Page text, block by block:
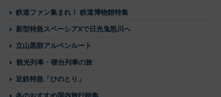
鉄道ファン集まれ！ 鉄道博物館特集
新型特急スペーシアXで日光鬼怒川へ
立山黒部アルペンルート
観光列車・寝台列車の旅
近鉄特急「ひのとり」